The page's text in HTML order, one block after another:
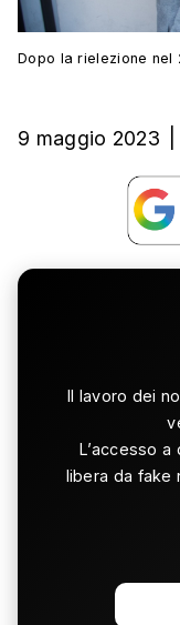
Dopo la rielezione nel
9 maggio 2023
Il lavoro dei
L’accesso a
libera da fake